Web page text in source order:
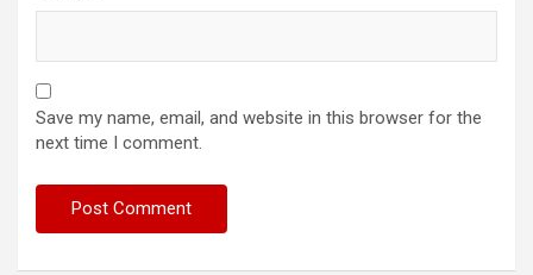
Save my name, email, and website in this browser for the
next time I comment.